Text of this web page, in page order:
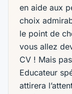
en aide aux
choix
le point de
vous allez
CV ! Mais
Educateur
attirera